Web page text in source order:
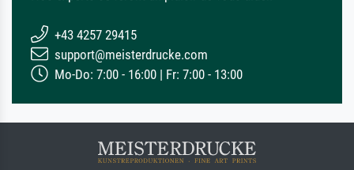
+43 4257 29415
support@meisterdrucke.com
Mo-Do: 7:00 - 16:00 | Fr: 7:00 - 13:00